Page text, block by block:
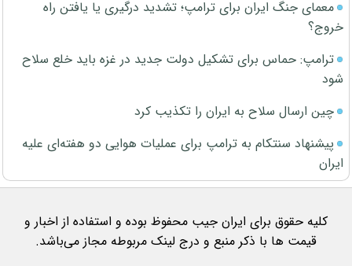
معمای جنگ ایران برای ترامپ؛ تشدید درگیری یا یافتن راه
خروج؟
ترامپ: حماس برای تشکیل دولت جدید در غزه باید خلع سلاح
شود
چین ارسال سلاح به ایران را تکذیب کرد
پیشنهاد سنتکام به ترامپ برای عملیات هوایی دو هفته‌ای علیه
ایران
کلیه حقوق برای ایران جیب محفوظ بوده و استفاده از اخبار و
قیمت ها با ذکر منبع و درج لینک مربوطه مجاز می‌باشد.